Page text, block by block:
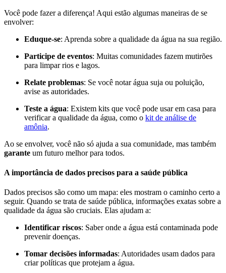
Você pode fazer a diferença! Aqui estão algumas maneiras de se
envolver:
Eduque-se: Aprenda sobre a qualidade da água na sua região.
Participe de eventos: Muitas comunidades fazem mutirões
para limpar rios e lagos.
Relate problemas: Se você notar água suja ou poluição,
avise as autoridades.
Teste a água: Existem kits que você pode usar em casa para
verificar a qualidade da água, como o kit de análise de
amônia.
Ao se envolver, você não só ajuda a sua comunidade, mas também
garante um futuro melhor para todos.
A importância de dados precisos para a saúde pública
Dados precisos são como um mapa: eles mostram o caminho certo a
seguir. Quando se trata de saúde pública, informações exatas sobre a
qualidade da água são cruciais. Elas ajudam a:
Identificar riscos: Saber onde a água está contaminada pode
prevenir doenças.
Tomar decisões informadas: Autoridades usam dados para
criar políticas que protejam a água.